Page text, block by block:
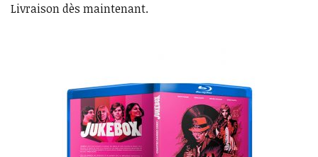
Livraison dès maintenant.